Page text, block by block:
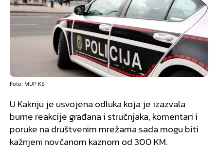
Foto: MUP KS
U Kaknju je usvojena odluka koja je izazvala
burne reakcije građana i stručnjaka, komentari i
poruke na društvenim mrežama sada mogu biti
kažnjeni novčanom kaznom od 300 KM.